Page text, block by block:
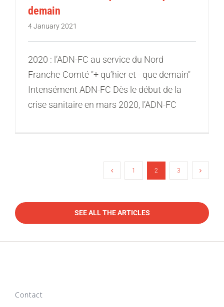
demain
4 January 2021
2020 : l’ADN-FC au service du Nord
Franche-Comté "+ qu’hier et - que demain"
Intensément ADN-FC Dès le début de la
crise sanitaire en mars 2020, l’ADN-FC
1 2 3
SEE ALL THE ARTICLES
Contact